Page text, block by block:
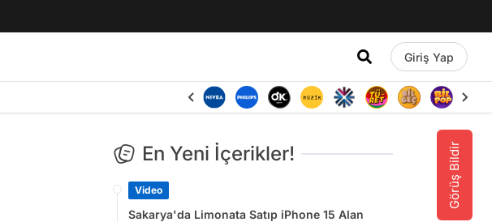
Giriş Yap
Görüş Bildir
En Yeni İçerikler!
Video
Sakarya'da Limonata Satıp iPhone 15 Alan